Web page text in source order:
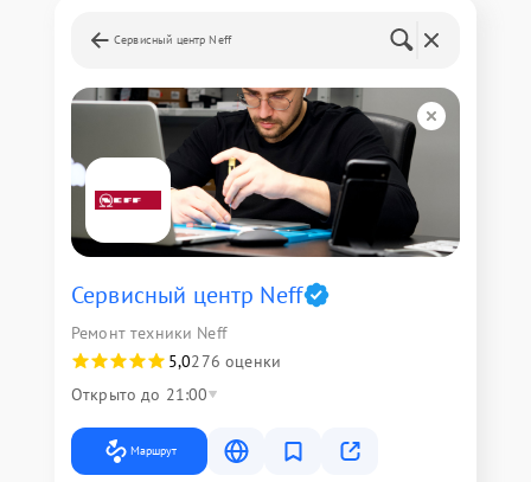
Сервисный центр Neff
Сервисный центр Neff
Ремонт техники Neff
5,0276 оценки
Открыто до 21:00
Маршрут